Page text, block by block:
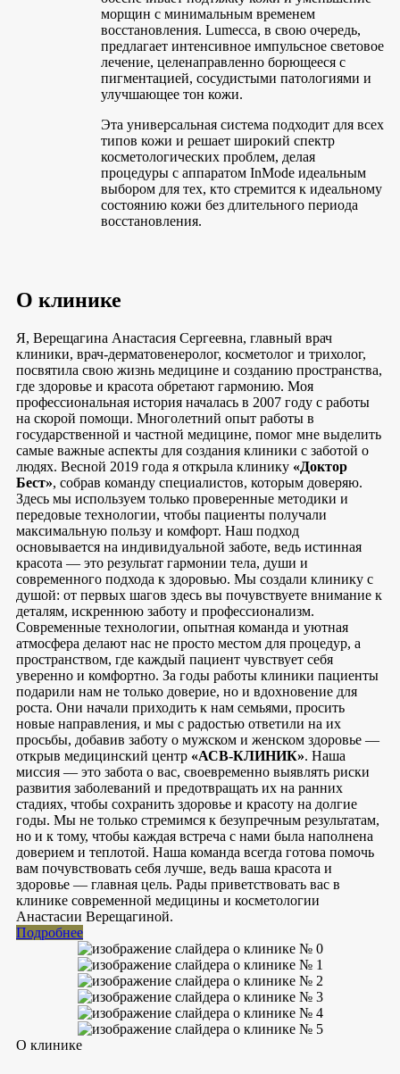
морщин с минимальным временем
восстановления. Lumecca, в свою очередь,
предлагает интенсивное импульсное световое
лечение, целенаправленно борющееся с
пигментацией, сосудистыми патологиями и
улучшающее тон кожи.
Эта универсальная система подходит для всех
типов кожи и решает широкий спектр
косметологических проблем, делая
процедуры с аппаратом InMode идеальным
выбором для тех, кто стремится к идеальному
состоянию кожи без длительного периода
восстановления.
О клинике
Я, Верещагина Анастасия Сергеевна, главный врач
клиники, врач-дерматовенеролог, косметолог и трихолог,
посвятила свою жизнь медицине и созданию пространства,
где здоровье и красота обретают гармонию. Моя
профессиональная история началась в 2007 году с работы
на скорой помощи. Многолетний опыт работы в
государственной и частной медицине, помог мне выделить
самые важные аспекты для создания клиники с заботой о
людях. Весной 2019 года я открыла клинику «Доктор
Бест», собрав команду специалистов, которым доверяю.
Здесь мы используем только проверенные методики и
передовые технологии, чтобы пациенты получали
максимальную пользу и комфорт. Наш подход
основывается на индивидуальной заботе, ведь истинная
красота — это результат гармонии тела, души и
современного подхода к здоровью. Мы создали клинику с
душой: от первых шагов здесь вы почувствуете внимание к
деталям, искреннюю заботу и профессионализм.
Современные технологии, опытная команда и уютная
атмосфера делают нас не просто местом для процедур, а
пространством, где каждый пациент чувствует себя
уверенно и комфортно. За годы работы клиники пациенты
подарили нам не только доверие, но и вдохновение для
роста. Они начали приходить к нам семьями, просить
новые направления, и мы с радостью ответили на их
просьбы, добавив заботу о мужском и женском здоровье —
открыв медицинский центр «АСВ-КЛИНИК». Наша
миссия — это забота о вас, своевременно выявлять риски
развития заболеваний и предотвращать их на ранних
стадиях, чтобы сохранить здоровье и красоту на долгие
годы. Мы не только стремимся к безупречным результатам,
но и к тому, чтобы каждая встреча с нами была наполнена
доверием и теплотой. Наша команда всегда готова помочь
вам почувствовать себя лучше, ведь ваша красота и
здоровье — главная цель. Рады приветствовать вас в
клинике современной медицины и косметологии
Анастасии Верещагиной.
Подробнее
О клинике